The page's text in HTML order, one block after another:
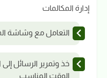
إدارة المكالمات
التعامل مع وشاشة
خذ وتمرير الرسائل
الوقت المناسب